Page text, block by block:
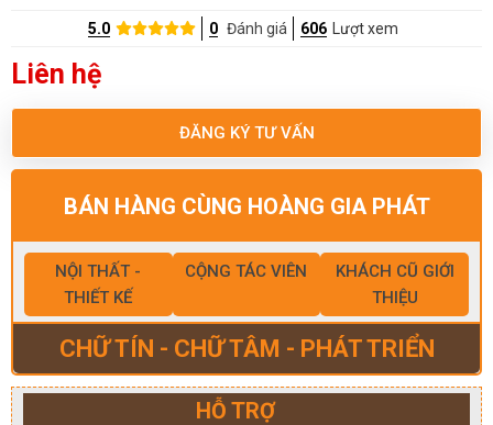
5.0 0 Đánh giá 606 Lượt xem
Liên hệ
ĐĂNG KÝ TƯ VẤN
BÁN HÀNG CÙNG HOÀNG GIA PHÁT
NỘI THẤT -
THIẾT KẾ
CỘNG TÁC VIÊN
KHÁCH CŨ GIỚI
THIỆU
CHỮ TÍN - CHỮ TÂM - PHÁT TRIỂN
HỖ TRỢ